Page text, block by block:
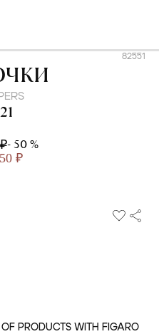
82551
- 50 %
₽
PRODUCTS WITH FIGARO